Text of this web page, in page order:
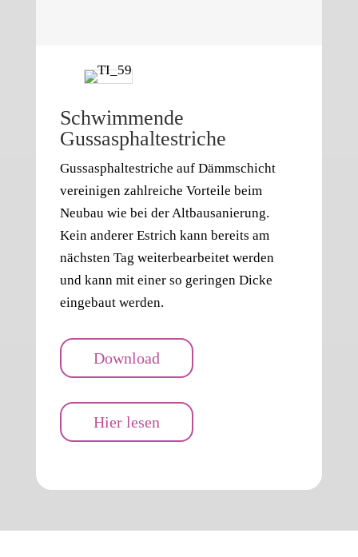
Schwimmende
Gussasphaltestriche
Gussasphaltestriche auf Dämmschicht
vereinigen zahlreiche Vorteile beim
Neubau wie bei der Altbausanierung.
Kein anderer Estrich kann bereits am
nächsten Tag weiterbearbeitet werden
und kann mit einer so geringen Dicke
eingebaut werden.
Download
Hier lesen